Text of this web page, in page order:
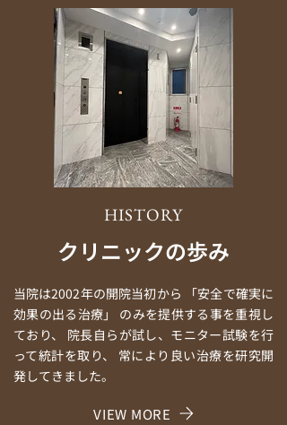
HISTORY
クリニックの歩み
当院は2002年の開院当初から 「安全で確実に
効果の出る治療」 のみを提供する事を重視し
ており、 院長自らが試し、モニター試験を行
って統計を取り、 常により良い治療を研究開
発してきました。
VIEW MORE